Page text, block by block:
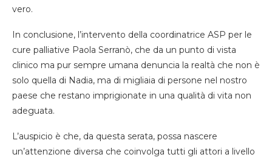
vero.
In conclusione, l’intervento della coordinatrice ASP per le
cure palliative Paola Serranò, che da un punto di vista
clinico ma pur sempre umana denuncia la realtà che non è
solo quella di Nadia, ma di migliaia di persone nel nostro
paese che restano imprigionate in una qualità di vita non
adeguata.
L’auspicio è che, da questa serata, possa nascere
un’attenzione diversa che coinvolga tutti gli attori a livello